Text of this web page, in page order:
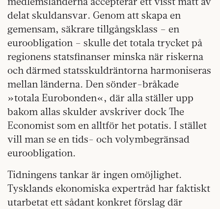
delat skuldansvar. Genom att skapa en
gemensam, säkrare tillgångsklass – en
euroobligation – skulle det totala trycket på
regionens statsfinanser minska när riskerna
och därmed statsskuldräntorna harmoniseras
mellan länderna. Den sönder-bråkade
»totala Eurobonden«, där alla ställer upp
bakom allas skulder avskriver dock The
Economist som en alltför het potatis. I stället
vill man se en tids- och volymbegränsad
euroobligation.
Tidningens tankar är ingen omöjlighet.
Tysklands ekonomiska expertråd har faktiskt
utarbetat ett sådant konkret förslag där